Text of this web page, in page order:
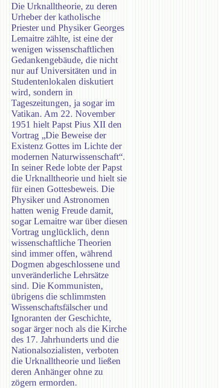
Die Urknalltheorie, zu deren
Urheber der katholische
Priester und Physiker Georges
Lemaitre zählte, ist eine der
wenigen wissenschaftlichen
Gedankengebäude, die nicht
nur auf Universitäten und in
Studentenlokalen diskutiert
wird, sondern in
Tageszeitungen, ja sogar im
Vatikan. Am 22. November
1951 hielt Papst Pius XII den
Vortrag „Die Beweise der
Existenz Gottes im Lichte der
modernen Naturwissenschaft“.
In seiner Rede lobte der Papst
die Urknalltheorie und hielt sie
für einen Gottesbeweis. Die
Physiker und Astronomen
hatten wenig Freude damit,
sogar Lemaitre war über diesen
Vortrag unglücklich, denn
wissenschaftliche Theorien
sind immer offen, während
Dogmen abgeschlossene und
unveränderliche Lehrsätze
sind. Die Kommunisten,
übrigens die schlimmsten
Wissenschaftsfälscher und
Ignoranten der Geschichte,
sogar ärger noch als die Kirche
des 17. Jahrhunderts und die
Nationalsozialisten, verboten
die Urknalltheorie und ließen
deren Anhänger ohne zu
zögern ermorden.